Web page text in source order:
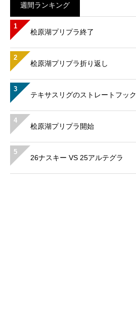
週間ランキング
1
桧原湖プリプラ終了
2
桧原湖プリプラ折り返し
3
テキサスリグのストレートフック
4
桧原湖プリプラ開始
5
26ナスキー VS 25アルテグラ